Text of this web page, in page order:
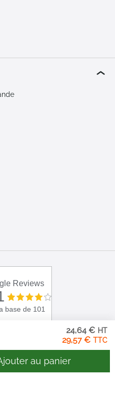
29,57 €
24,64 €
au panier
Reviews
base de 101